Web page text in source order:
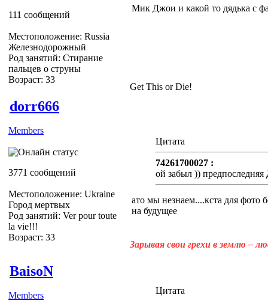
111 сообщений
Местоположение: Russia
Железнодорожный
Род занятий: Стирание
пальцев о струны
Возраст: 33
Мик Джои и какой то дядька с
Get This or Die!
dorr666
Members
3771 сообщений
Местоположение: Ukraine
Город мертвых
Род занятий: Ver pour toute
la vie!!!
Возраст: 33
Цитата
74261700027 :
ой забыл ))
ато мы незнаем....кста для фото
на будущее
Зарывая свои грехи в землю –
BaisoN
Members Цитата